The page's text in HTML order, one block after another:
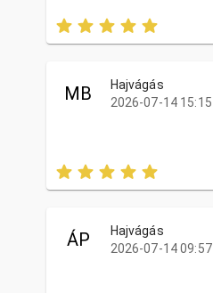
MB
Hajvágás
2026-07-14 15:15
ÁP
Hajvágás
2026-07-14 09:57